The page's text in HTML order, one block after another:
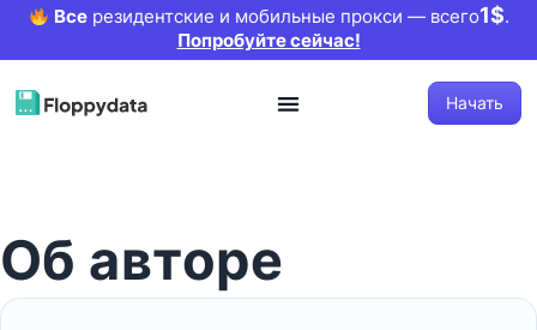
Всерезидентские и мобильные прокси — всего1$.
Попробуйте сейчас!
Начать
Об авторе